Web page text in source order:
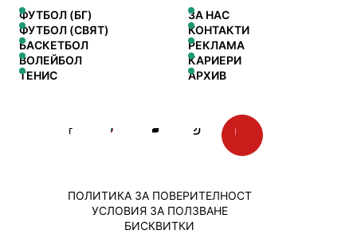
ФУТБОЛ (БГ)
ФУТБОЛ (СВЯТ)
БАСКЕТБОЛ
ВОЛЕЙБОЛ
ТЕНИС
ЗА НАС
КОНТАКТИ
РЕКЛАМА
КАРИЕРИ
АРХИВ
ПОЛИТИКА ЗА ПОВЕРИТЕЛНОСТ
УСЛОВИЯ ЗА ПОЛЗВАНЕ
БИСКВИТКИ